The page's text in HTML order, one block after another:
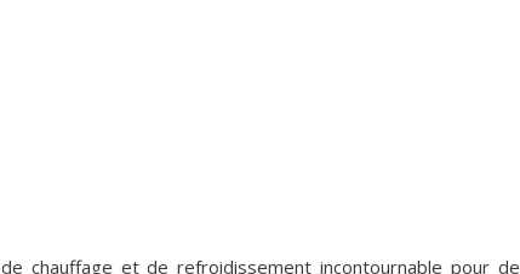
chauffage et de refroidissement incontournable pour de